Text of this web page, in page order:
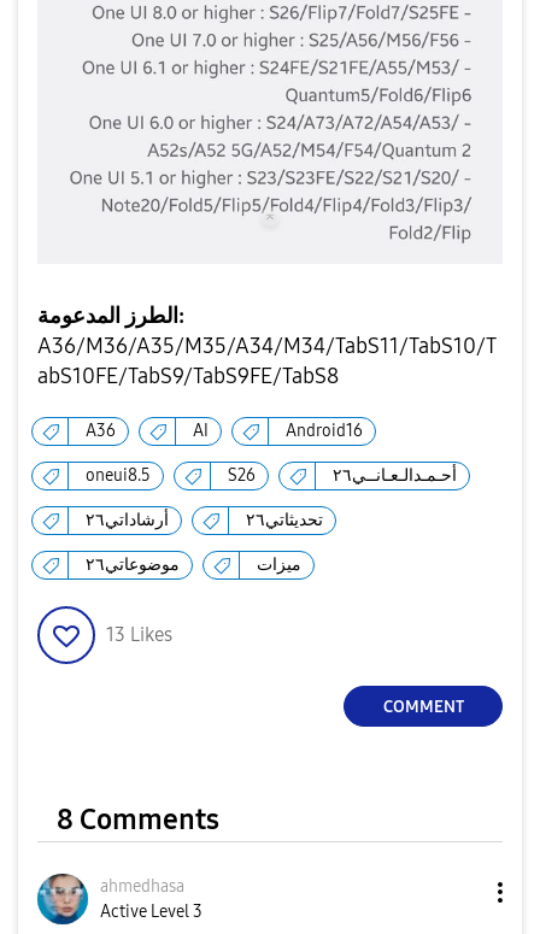
الطرز المدعومة:
A36/M36/A35/M35/A34/M34/TabS11/TabS10/T
abS10FE/TabS9/TabS9FE/TabS8
A36 AI Android16
oneui8.5 S26 أحـمـدالـعـانــي٢٦
أرشاداتي٢٦ تحديثاتي٢٦
موضوعاتي٢٦ ميزات
13 Likes
COMMENT
8 Comments
ahmedhasa
Active Level 3